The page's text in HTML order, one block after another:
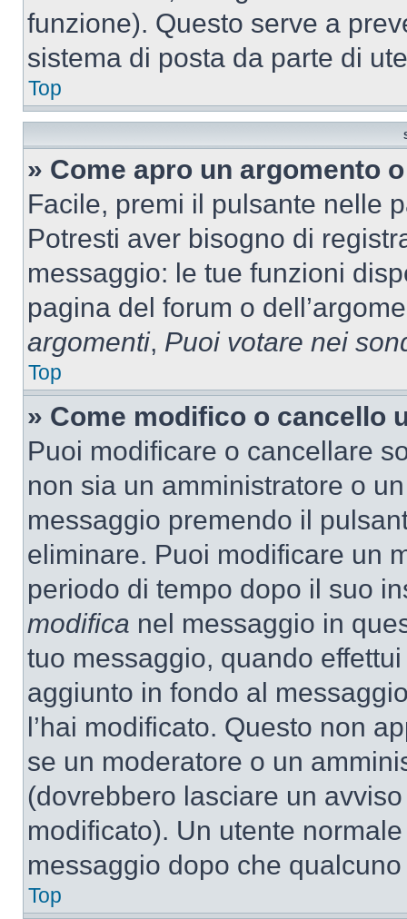
funzione). Questo serve a
sistema di posta da parte di
Top
» Come apro un argomento
Facile, premi il pulsante nelle
Potresti aver bisogno di
messaggio: le tue funzioni
pagina del forum o
argomenti, Puoi votare nei
Top
» Come modifico o cancello
Puoi modificare o cancellare
non sia un amministratore o
messaggio premendo il
eliminare. Puoi modificare un
periodo di tempo dopo il suo
modifica nel messaggio in
tuo messaggio, quando
aggiunto in fondo al
l’hai modificato. Questo non
se un moderatore o un
(dovrebbero lasciare un
modificato). Un utente
messaggio dopo che
Top